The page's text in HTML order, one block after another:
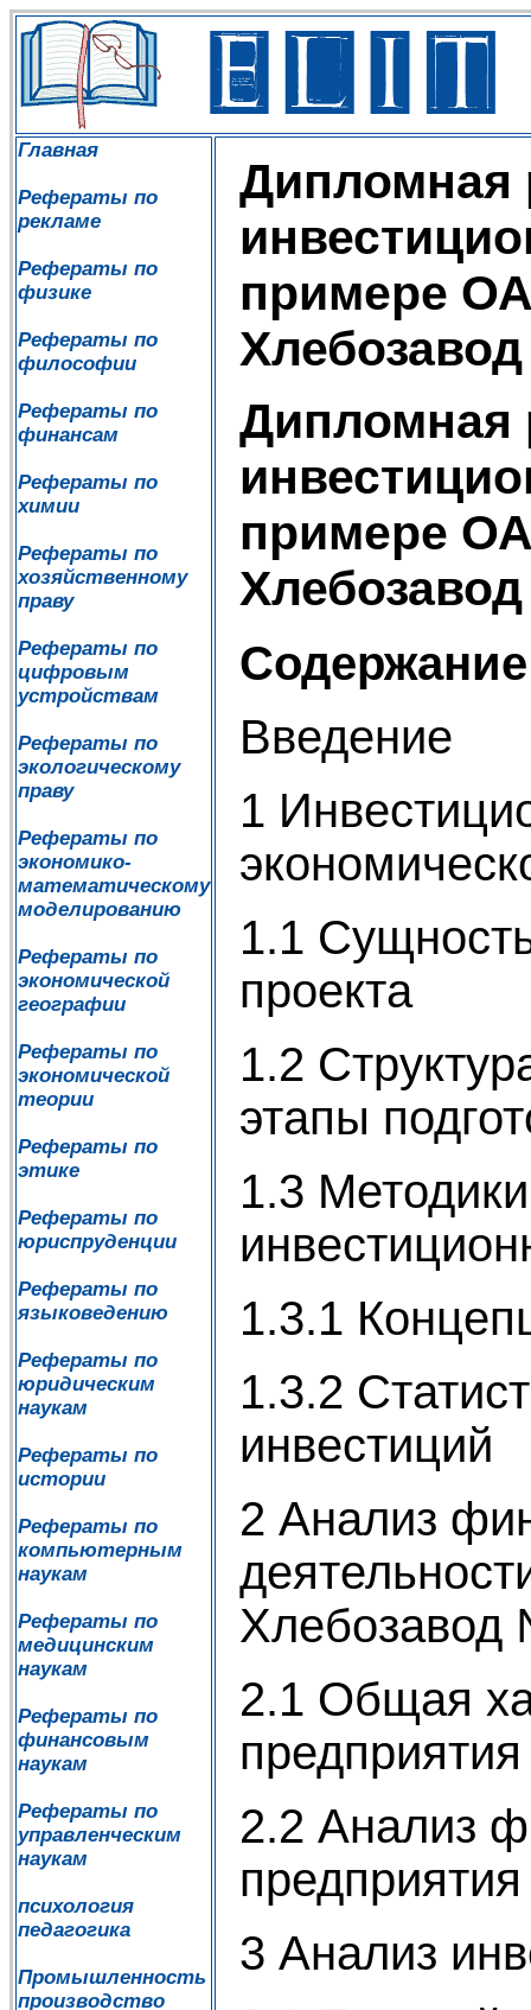
Главная
Рефераты по
рекламе
Рефераты по
физике
Рефераты по
философии
Рефераты по
финансам
Рефераты по
химии
Рефераты по
хозяйственному
праву
Рефераты по
цифровым
устройствам
Рефераты по
экологическому
праву
Рефераты по
экономико-
математическому
моделированию
Рефераты по
экономической
географии
Рефераты по
экономической
теории
Рефераты по
этике
Рефераты по
юриспруденции
Рефераты по
языковедению
Рефераты по
юридическим
наукам
Рефераты по
истории
Рефераты по
компьютерным
наукам
Рефераты по
медицинским
наукам
Рефераты по
финансовым
наукам
Рефераты по
управленческим
наукам
психология
педагогика
Промышленность
производство
Дипломная
примере
Дипломная
примере
Содержание
Введение
1
1.1
проекта
1.2
этапы
1.3
1.3.1
1.3.2
инвестиций
2 Анализ
2.1 Общая
предприятия
2.2 Анализ
предприятия
3 Анализ